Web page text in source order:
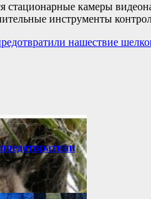
стационарные камеры
инструменты
нашествие